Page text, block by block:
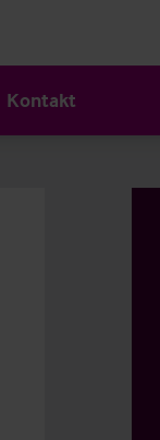
Kontakt